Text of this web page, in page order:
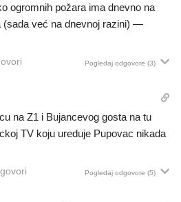
ogromnih požara ima dnevno na
(sada već na dnevnoj razini) —
Pogledaj odgovore (3)
na Z1 i Bujancevog gosta na tu
TV koju ureduje Pupovac nikada
Pogledaj odgovore (5)